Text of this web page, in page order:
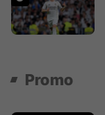
Promo